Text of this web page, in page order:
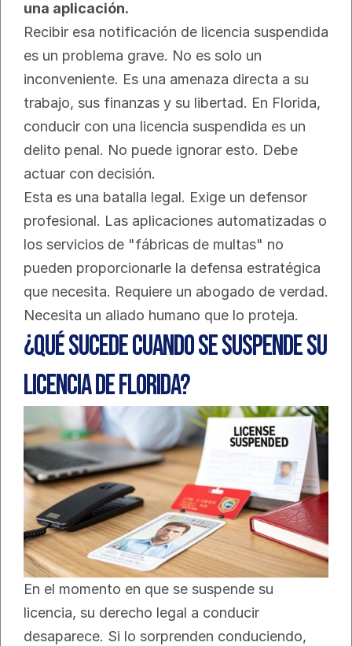
una aplicación.
Recibir esa notificación de licencia suspendida
es un problema grave. No es solo un
inconveniente. Es una amenaza directa a su
trabajo, sus finanzas y su libertad. En Florida,
conducir con una licencia suspendida es un
delito penal. No puede ignorar esto. Debe
actuar con decisión.
Esta es una batalla legal. Exige un defensor
profesional. Las aplicaciones automatizadas o
los servicios de "fábricas de multas" no
pueden proporcionarle la defensa estratégica
que necesita. Requiere un abogado de verdad.
Necesita un aliado humano que lo proteja.
¿Qué sucede cuando se suspende su
licencia de Florida?
En el momento en que se suspende su
licencia, su derecho legal a conducir
desaparece. Si lo sorprenden conduciendo,